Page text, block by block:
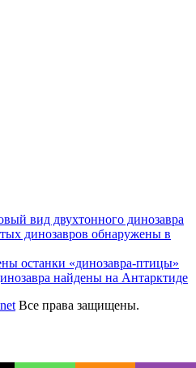
вид двухтонного динозавра
динозавров обнаружены в
останки «динозавра-птицы»
найдены на Антарктиде
Все права защищены.